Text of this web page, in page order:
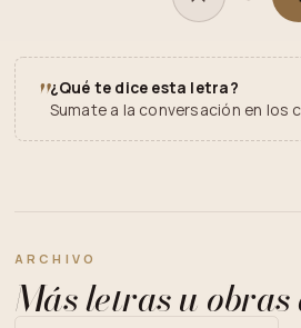
"¿Qué te dice esta letra?
Sumate a la conversación en los
ARCHIVO
Más letras u